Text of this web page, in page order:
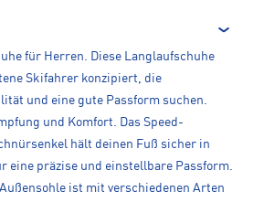
für Herren. Diese Langlaufschuhe
Skifahrer konzipiert, die
und eine gute Passform suchen.
und Komfort. Das Speed-
hält deinen Fuß sicher in
eine präzise und einstellbare Passform.
ist mit verschiedenen Arten